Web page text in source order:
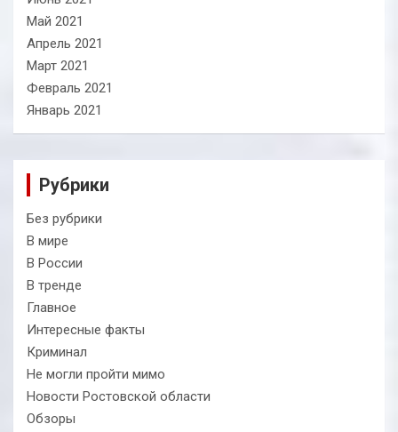
Май 2021
Апрель 2021
Март 2021
Февраль 2021
Январь 2021
Рубрики
Без рубрики
В мире
В России
В тренде
Главное
Интересные факты
Криминал
Не могли пройти мимо
Новости Ростовской области
Обзоры